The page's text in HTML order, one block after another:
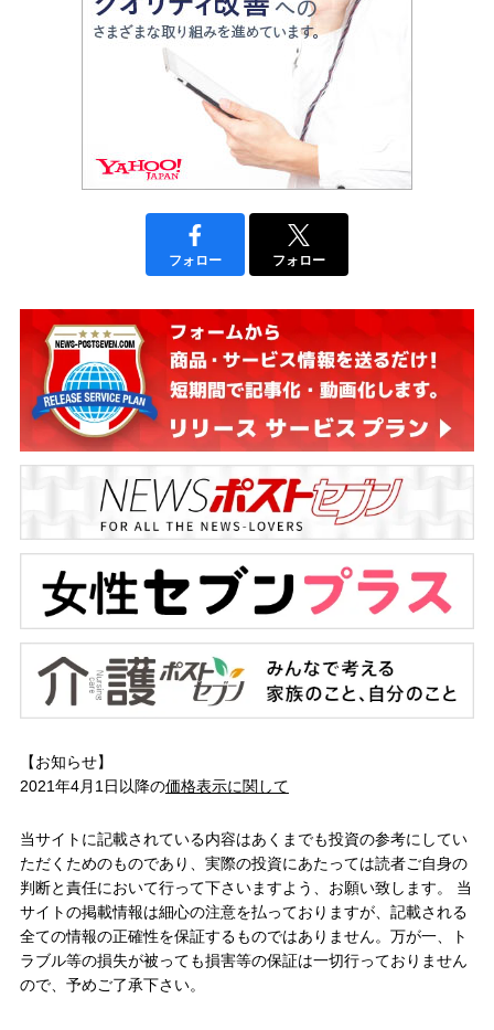
フォロー フォロー
【お知らせ】
2021年4月1日以降の価格表示に関して
当サイトに記載されている内容はあくまでも投資の参考にしてい
ただくためのものであり、実際の投資にあたっては読者ご自身の
判断と責任において行って下さいますよう、お願い致します。 当
サイトの掲載情報は細心の注意を払っておりますが、記載される
全ての情報の正確性を保証するものではありません。万が一、ト
ラブル等の損失が被っても損害等の保証は一切行っておりません
ので、予めご了承下さい。